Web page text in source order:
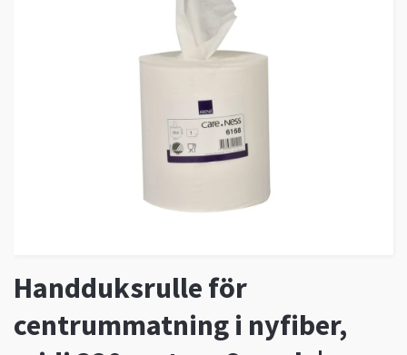
Handduksrulle för
centrummatning i nyfiber,